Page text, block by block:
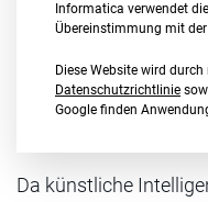
Da künstliche
Informatica verwendet
Übereinstimmung mit der
Diese Website wird
Datenschutzrichtlinie
Google finden